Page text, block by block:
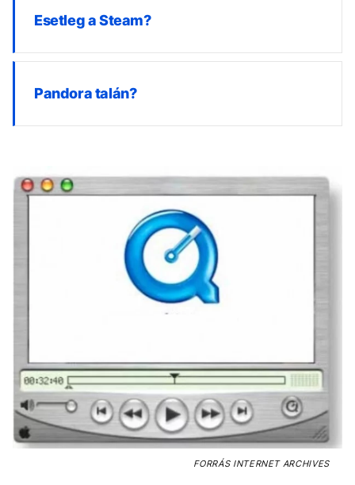
Esetleg a Steam?
Pandora talán?
FORRÁSINTERNET ARCHIVES